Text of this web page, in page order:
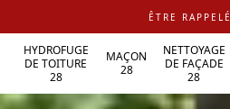
ÊTRE RAPPELÉ
HYDROFUGE
DE TOITURE
28
MAÇON
28
NETTOYAGE
DE FAÇADE
28